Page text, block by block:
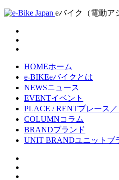
eバイク（電動ア
HOMEホーム
e-BIKEeバイクとは
NEWSニュース
EVENTイベント
PLACE / RENTプレース
COLUMNコラム
BRANDブランド
UNIT BRANDユニットブ